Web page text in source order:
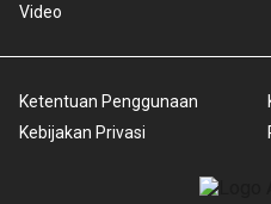
Video
Ketentuan Penggunaan
Kebijakan Privasi